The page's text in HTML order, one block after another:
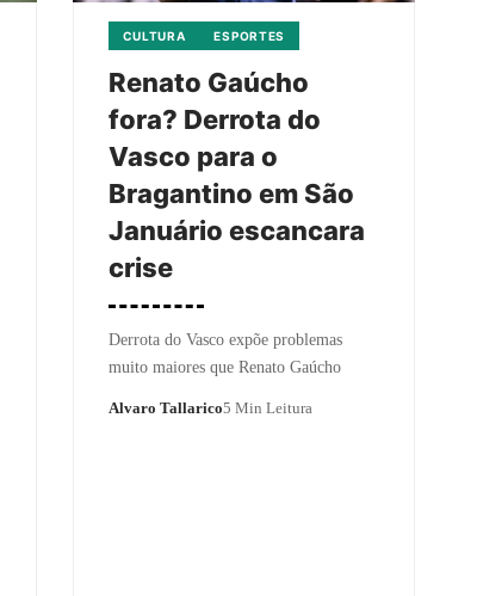
CULTURA ESPORTES
Renato Gaúcho
fora? Derrota do
Vasco para o
Bragantino em São
Januário escancara
crise
Derrota do Vasco expõe problemas
muito maiores que Renato Gaúcho
Alvaro Tallarico5 Min Leitura